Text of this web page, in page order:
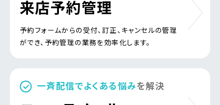
来店予約管理
予約フォームからの受付、訂正、キャンセルの管理
ができ、 予約管理の業務を効率化します。
一斉配信でよくある悩みを解決